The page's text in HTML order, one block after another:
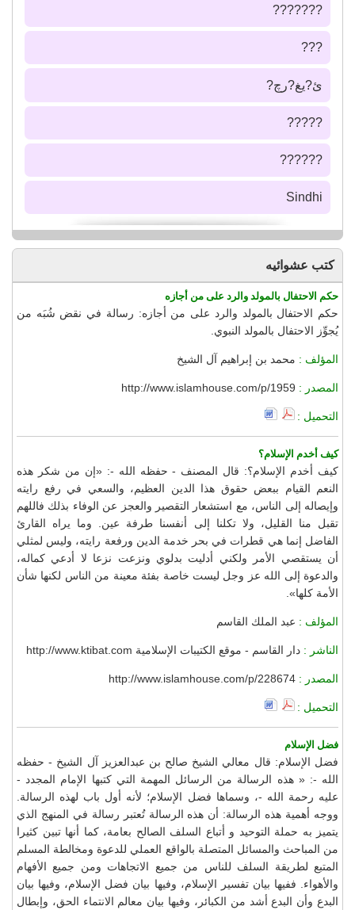
???????
???
ئ?يغ?رچ?
?????
??????
Sindhi
كتب عشوائيه
حكم الاحتفال بالمولد والرد على من أجازه
حكم الاحتفال بالمولد والرد على من أجازه: رسالة في نقض شُبَه من
يُجوِّز الاحتفال بالمولد النبوي.
المؤلف : محمد بن إبراهيم آل الشيخ
المصدر : http://www.islamhouse.com/p/1959
التحميل :
كيف أخدم الإسلام؟
كيف أخدم الإسلام؟: قال المصنف - حفظه الله -: «إن من شكر هذه
النعم القيام ببعض حقوق هذا الدين العظيم، والسعي في رفع رايته
وإيصاله إلى الناس، مع استشعار التقصير والعجز عن الوفاء بذلك فاللهم
تقبل منا القليل، ولا تكلنا إلى أنفسنا طرفة عين. وما يراه القارئ
الفاضل إنما هي قطرات في بحر خدمة الدين ورفعة رايته، وليس لمثلي
أن يستقصي الأمر ولكني أدليت بدلوي ونزعت نزعا لا أدعي كماله،
والدعوة إلى الله عز وجل ليست خاصة بفئة معينة من الناس لكنها شأن
الأمة كلها».
المؤلف : عبد الملك القاسم
الناشر : دار القاسم - موقع الكتيبات الإسلامية http://www.ktibat.com
المصدر : http://www.islamhouse.com/p/228674
التحميل :
فضل الإسلام
فضل الإسلام: قال معالي الشيخ صالح بن عبدالعزيز آل الشيخ - حفظه
الله -: « هذه الرسالة من الرسائل المهمة التي كتبها الإمام المجدد -
عليه رحمة الله -، وسماها فضل الإسلام؛ لأنه أول باب لهذه الرسالة.
ووجه أهمية هذه الرسالة: أن هذه الرسالة تُعتبر رسالة في المنهج الذي
يتميز به حملة التوحيد و أتباع السلف الصالح بعامة، كما أنها تبين كثيرا
من المباحث والمسائل المتصلة بالواقع العملي للدعوة ومخالطة المسلم
المتبع لطريقة السلف للناس من جميع الاتجاهات ومن جميع الأفهام
والأهواء. ففيها بيان تفسير الإسلام، وفيها بيان فضل الإسلام، وفيها بيان
البدع وأن البدع أشد من الكبائر، وفيها بيان معالم الانتماء الحق، وإبطال